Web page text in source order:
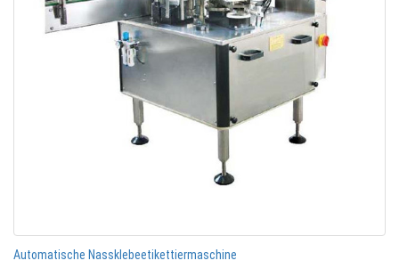
Automatische Nassklebeetikettiermaschine